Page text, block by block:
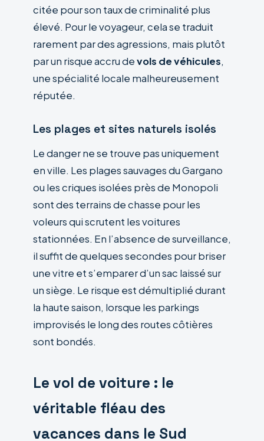
citée pour son taux de criminalité plus
élevé. Pour le voyageur, cela se traduit
rarement par des agressions, mais plutôt
par un risque accru devols de véhicules,
une spécialité locale malheureusement
réputée.
Les plages et sites naturels isolés
Le danger ne se trouve pas uniquement
en ville. Les plages sauvages du Gargano
ou les criques isolées près de Monopoli
sont des terrains de chasse pour les
voleurs qui scrutent les voitures
stationnées. En l’absence de surveillance,
il suffit de quelques secondes pour briser
une vitre et s’emparer d’un sac laissé sur
un siège. Le risque est démultiplié durant
la haute saison, lorsque les parkings
improvisés le long des routes côtières
sont bondés.
Le vol de voiture : le
véritable fléau des
vacances dans le Sud